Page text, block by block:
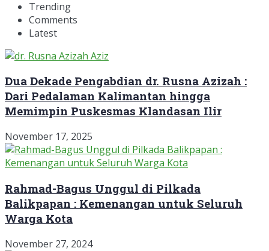
Trending
Comments
Latest
Dua Dekade Pengabdian dr. Rusna Azizah :
Dari Pedalaman Kalimantan hingga
Memimpin Puskesmas Klandasan Ilir
November 17, 2025
Rahmad-Bagus Unggul di Pilkada
Balikpapan : Kemenangan untuk Seluruh
Warga Kota
November 27, 2024